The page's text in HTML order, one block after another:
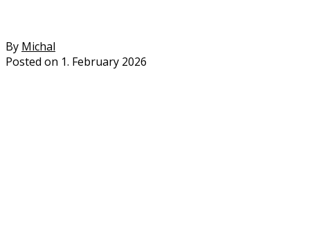
By Michal
Posted on 1. February 2026